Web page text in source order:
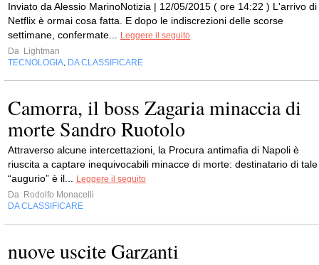
Inviato da Alessio MarinoNotizia | 12/05/2015 ( ore 14:22 ) L'arrivo di
Netflix è ormai cosa fatta. E dopo le indiscrezioni delle scorse
settimane, confermate... Leggere il seguito
Da Lightman
TECNOLOGIA, DA CLASSIFICARE
Camorra, il boss Zagaria minaccia di
morte Sandro Ruotolo
Attraverso alcune intercettazioni, la Procura antimafia di Napoli è
riuscita a captare inequivocabili minacce di morte: destinatario di tale
“augurio” è il... Leggere il seguito
Da Rodolfo Monacelli
DA CLASSIFICARE
nuove uscite Garzanti